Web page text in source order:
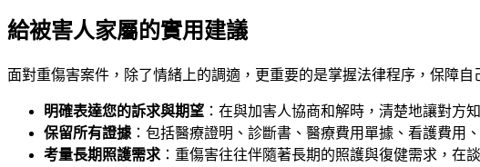
給被害人家屬的實用建議
面對重傷害案件，除了情緒上的調適，更重要的是掌握法律程序，保障
明確表達您的訴求與期望 ：在與加害人協商和解時，清楚地讓對方
保留所有證據 ：包括醫療證明、診斷書、醫療費用單據、看護費用
考量長期照護需求 ：重傷害往往伴隨著長期的照護與復健需求，在